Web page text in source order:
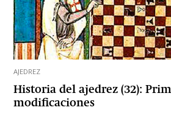
AJEDREZ
Historia del ajedrez (32):
modificaciones